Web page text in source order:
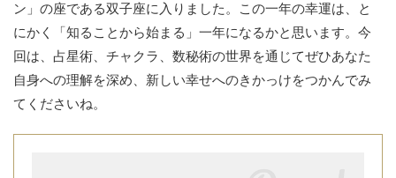
ン」の座である双子座に入りました。この一年の幸運は、と
にかく「知ることから始まる」一年になるかと思います。今
回は、占星術、チャクラ、数秘術の世界を通じてぜひあなた
自身への理解を深め、新しい幸せへのきかっけをつかんでみ
てくださいね。